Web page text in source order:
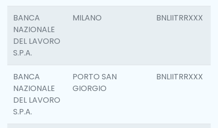
BANCA
NAZIONALE
DEL LAVORO
S.P.A.
MILANO BNLIITRRXXX
BANCA
NAZIONALE
DEL LAVORO
S.P.A.
PORTO SAN
GIORGIO
BNLIITRRXXX